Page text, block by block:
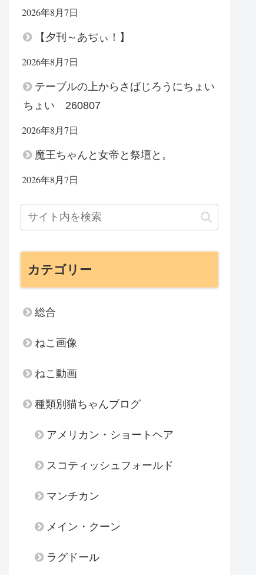
2026年8月7日
【夕刊～あぢぃ！】
2026年8月7日
テーブルの上からさばじろうにちょい
ちょい 260807
2026年8月7日
魔王ちゃんと女帝と祭壇と。
2026年8月7日
カテゴリー
総合
ねこ画像
ねこ動画
種類別猫ちゃんブログ
アメリカン・ショートヘア
スコティッシュフォールド
マンチカン
メイン・クーン
ラグドール